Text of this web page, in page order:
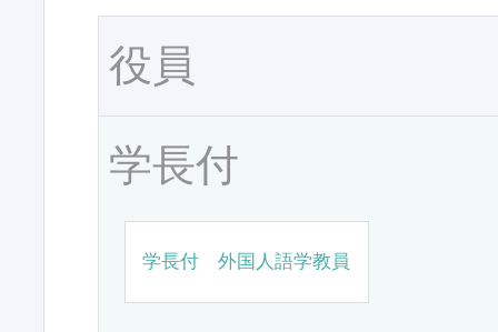
役員
学長付
学長付 外国人語学教員